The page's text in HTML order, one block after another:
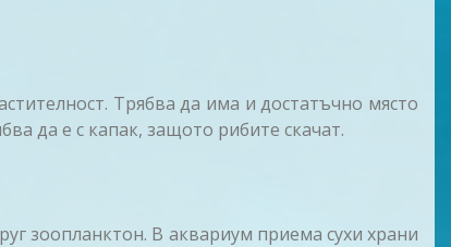
Трябва да има и достатъчно място
да е с капак, защото рибите скачат.
зоопланктон. В аквариум приема сухи храни